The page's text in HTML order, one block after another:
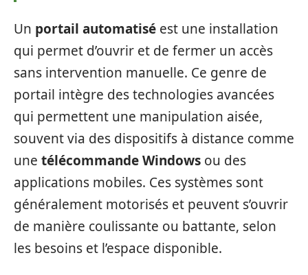
Un portail automatisé est une installation
qui permet d’ouvrir et de fermer un accès
sans intervention manuelle. Ce genre de
portail intègre des technologies avancées
qui permettent une manipulation aisée,
souvent via des dispositifs à distance comme
une télécommande Windows ou des
applications mobiles. Ces systèmes sont
généralement motorisés et peuvent s’ouvrir
de manière coulissante ou battante, selon
les besoins et l’espace disponible.